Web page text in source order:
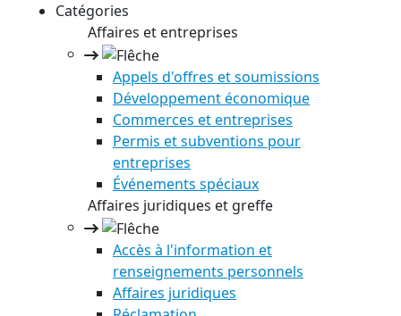
Catégories
Affaires et entreprises
Appels d'offres et soumissions
Développement économique
Commerces et entreprises
Permis et subventions pour
entreprises
Événements spéciaux
Affaires juridiques et greffe
Accès à l'information et
renseignements personnels
Affaires juridiques